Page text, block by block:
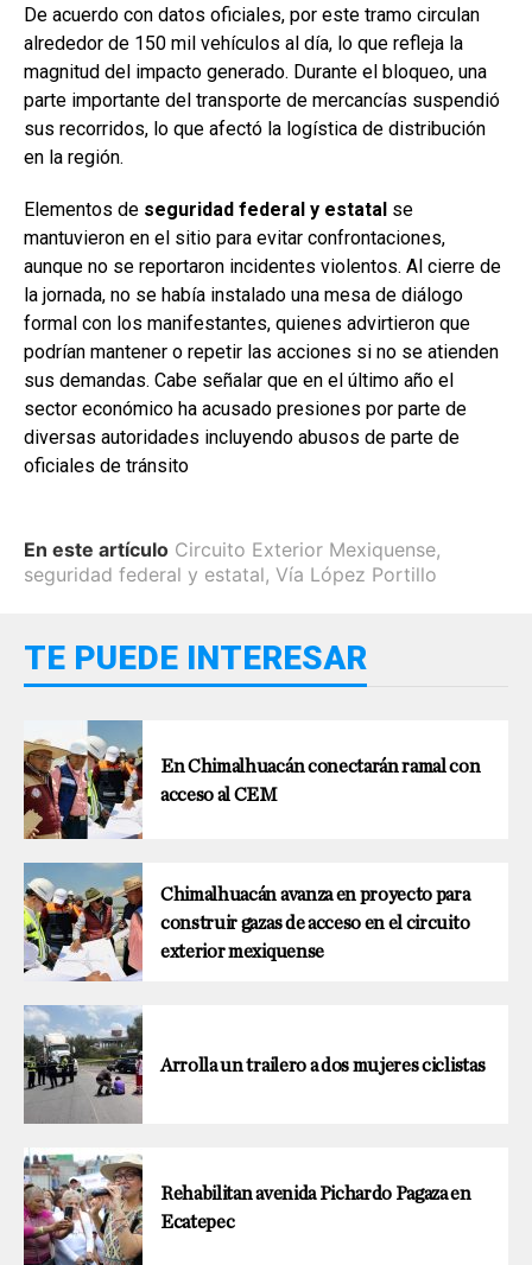
De acuerdo con datos oficiales, por este tramo circulan
alrededor de 150 mil vehículos al día, lo que refleja la
magnitud del impacto generado. Durante el bloqueo, una
parte importante del transporte de mercancías suspendió
sus recorridos, lo que afectó la logística de distribución
en la región.
Elementos de seguridad federal y estatal se
mantuvieron en el sitio para evitar confrontaciones,
aunque no se reportaron incidentes violentos. Al cierre de
la jornada, no se había instalado una mesa de diálogo
formal con los manifestantes, quienes advirtieron que
podrían mantener o repetir las acciones si no se atienden
sus demandas. Cabe señalar que en el último año el
sector económico ha acusado presiones por parte de
diversas autoridades incluyendo abusos de parte de
oficiales de tránsito
En este artículo Circuito Exterior Mexiquense,
seguridad federal y estatal, Vía López Portillo
TE PUEDE INTERESAR
En Chimalhuacán conectarán ramal con
acceso al CEM
Chimalhuacán avanza en proyecto para
construir gazas de acceso en el circuito
exterior mexiquense
Arrolla un trailero a dos mujeres ciclistas
Rehabilitan avenida Pichardo Pagaza en
Ecatepec